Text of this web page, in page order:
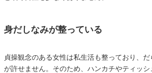
身だしなみが整っている
貞操観念のある女性は私生活も整っており、
が許せません。そのため、ハンカチやティッ